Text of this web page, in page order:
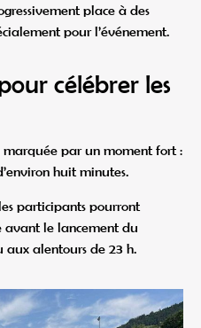
place à des
pour l’événement.
célébrer les
par un moment fort :
huit minutes.
participants pourront
avant le lancement du
aux alentours de 23 h.